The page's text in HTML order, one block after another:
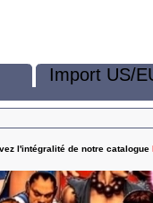
Import US/
l'intégralité de notre catalogue